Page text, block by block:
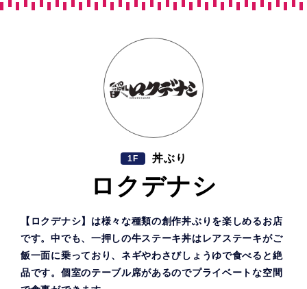
1F 丼ぶり
ロクデナシ
【ロクデナシ】は様々な種類の創作丼ぶりを楽しめるお店
です。中でも、一押しの牛ステーキ丼はレアステーキがご
飯一面に乗っており、ネギやわさびしょうゆで食べると絶
品です。個室のテーブル席があるのでプライベートな空間